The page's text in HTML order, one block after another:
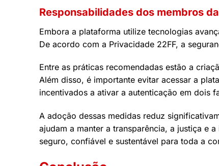
Responsabilidades dos membros
Embora a plataforma utilize tecnologias
De acordo com a Privacidade 22FF, a
Entre as práticas recomendadas estão a
Além disso, é importante evitar acessar a
incentivados a ativar a autenticação em dois
A adoção dessas medidas reduz
ajudam a manter a transparência, a justiça e
seguro, confiável e sustentável para toda a